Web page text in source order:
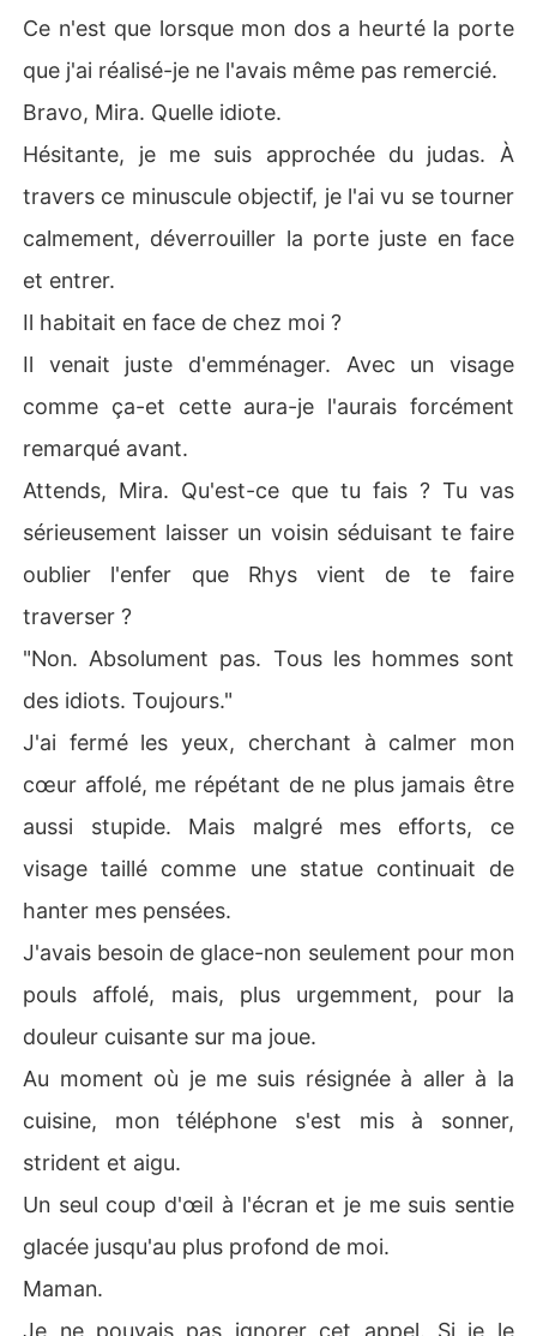
Ce n'est que lorsque mon dos a heurté la porte
que j'ai réalisé-je ne l'avais même pas remercié.
Bravo, Mira. Quelle idiote.
Hésitante, je me suis approchée du judas. À
travers ce minuscule objectif, je l'ai vu se tourner
calmement, déverrouiller la porte juste en face
et entrer.
Il habitait en face de chez moi ?
Il venait juste d'emménager. Avec un visage
comme ça-et cette aura-je l'aurais forcément
remarqué avant.
Attends, Mira. Qu'est-ce que tu fais ? Tu vas
sérieusement laisser un voisin séduisant te faire
oublier l'enfer que Rhys vient de te faire
traverser ?
"Non. Absolument pas. Tous les hommes sont
des idiots. Toujours."
J'ai fermé les yeux, cherchant à calmer mon
cœur affolé, me répétant de ne plus jamais être
aussi stupide. Mais malgré mes efforts, ce
visage taillé comme une statue continuait de
hanter mes pensées.
J'avais besoin de glace-non seulement pour mon
pouls affolé, mais, plus urgemment, pour la
douleur cuisante sur ma joue.
Au moment où je me suis résignée à aller à la
cuisine, mon téléphone s'est mis à sonner,
strident et aigu.
Un seul coup d'œil à l'écran et je me suis sentie
glacée jusqu'au plus profond de moi.
Maman.
Je ne pouvais pas ignorer cet appel. Si je le